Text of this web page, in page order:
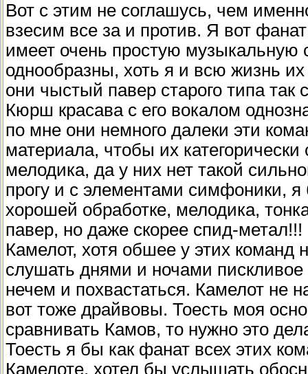
Вот с этим не соглашусь, чем
взесим все за и против. Я вот
имеет очень простую музыкальную
однообразны, хоть я и всю жизнь
они чыстый павер старого типа
Кюрш красава с его вокалом
по мне они немного далеки эти
материала, чтобы их
мелодика, да у них нет такой
прогу и с элементами симфоники,
хорошей обработке, мелодика,
павер, но даже скорее спид-
Камелот, хотя обшее у этих команд
слушать днями и ночами
нечем и похвастаться. Камелот не
вот тоже драйвовы. Тоесть моя
сравнивать Камов, то нужно это
Тоесть я бы как фанат всех этих
Камелоте, хотел бы услышать